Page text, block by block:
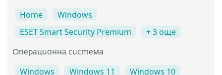
Home
Windows
ESET Smart Security Premium
+ 3 още
Операционна система
Windows Windows 11 Windows 10